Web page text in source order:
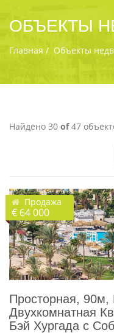
ОБЪЕКТЫ
Главная Объекты
Найдено 30 of47
Продажа
€ 64 000
Просторная,
Двухкомнатная
Бэй Хургада с